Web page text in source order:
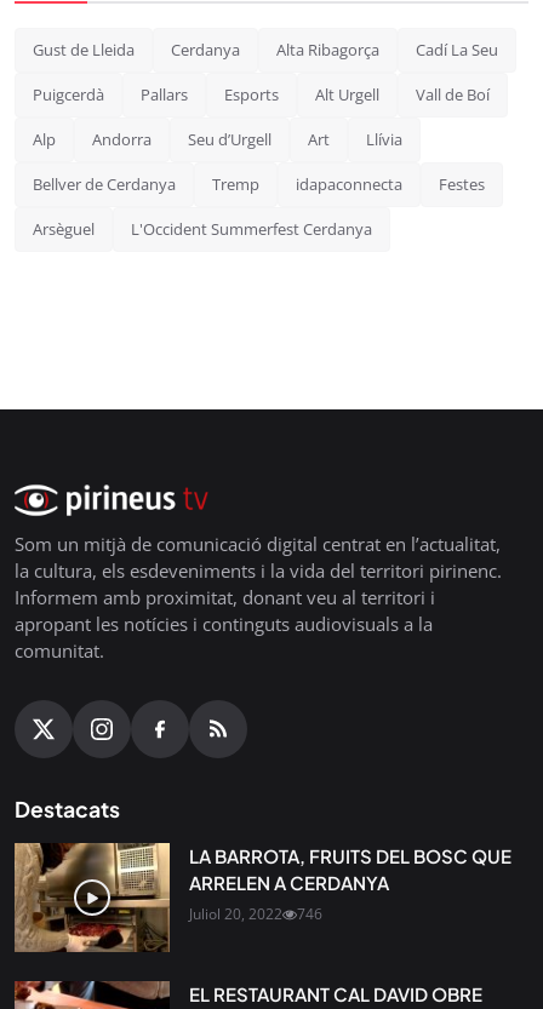
Gust de Lleida Cerdanya Alta Ribagorça Cadí La Seu
Puigcerdà Pallars Esports Alt Urgell Vall de Boí
Alp Andorra Seu d’Urgell Art Llívia
Bellver de Cerdanya Tremp idapaconnecta Festes
Arsèguel L'Occident Summerfest Cerdanya
Som un mitjà de comunicació digital centrat en l’actualitat,
la cultura, els esdeveniments i la vida del territori pirinenc.
Informem amb proximitat, donant veu al territori i
apropant les notícies i continguts audiovisuals a la
comunitat.
Destacats
LA BARROTA, FRUITS DEL BOSC QUE
ARRELEN A CERDANYA
Juliol 20, 2022 746
EL RESTAURANT CAL DAVID OBRE